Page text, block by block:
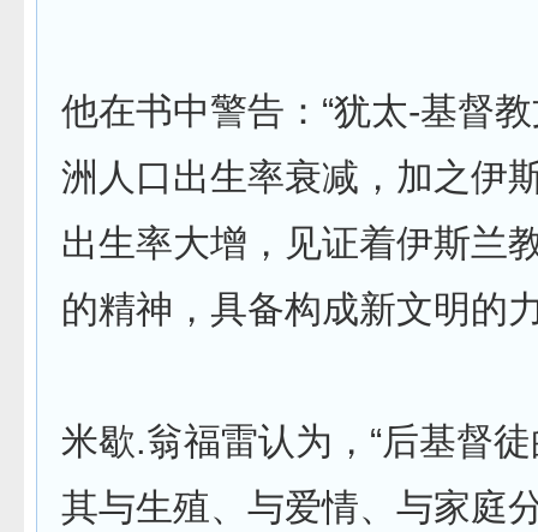
他在书中警告：“犹太-基督
洲人口出生率衰减，加之伊
出生率大增，见证着伊斯兰
的精神，具备构成新文明的
米歇.翁福雷认为，“后基督
其与生殖、与爱情、与家庭